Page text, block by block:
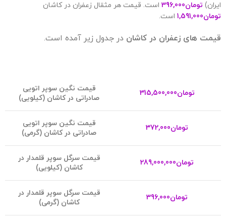
ایران) تومان396,000 است. قیمت هر مثقال زعفران در کاشان
تومان1,591,000 است.
قیمت های زعفران در کاشان در جدول زیر آمده است.
تومان315,500,000
قیمت نگین سوپر اتویی
صادراتی در کاشان (کیلویی)
تومان372,000
قیمت نگین سوپر اتویی
صادراتی در کاشان (گرمی)
تومان289,000,000 قیمت سرگل سوپر قلمدار در
کاشان (کیلویی)
تومان396,000
قیمت سرگل سوپر قلمدار در
کاشان (گرمی)